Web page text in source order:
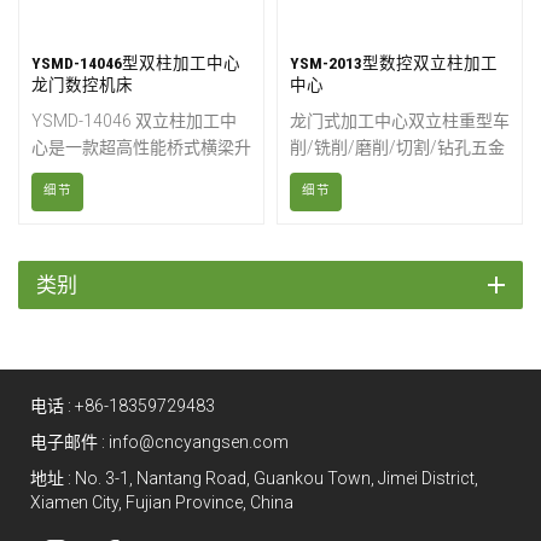
YSMD-14046型双柱加工中心
龙门数控机床
YSMD-14046 双立柱加工中
心是一款超高性能桥式横梁升
降双立柱加工中心，适用于加
工大型长件，并配备多种可选
横梁提供充分支撑，有效防止
长时间加工条件下的结构变
细节
YSM-2013型数控双立柱加工
中心
龙门式加工中心双立柱重型车
削/铣削/磨削/切割/钻孔五金
加工中心龙门式加工中心机
床，适用于船舶制造、发电、
各种大型工件的加工。该机床
采用高强度、高刚性设计，并
细节
类别
电话 : +86-18359729483
电子邮件 : info@cncyangsen.com
地址 : No. 3-1, Nantang Road, Guankou Town, Jimei District,
Xiamen City, Fujian Province, China